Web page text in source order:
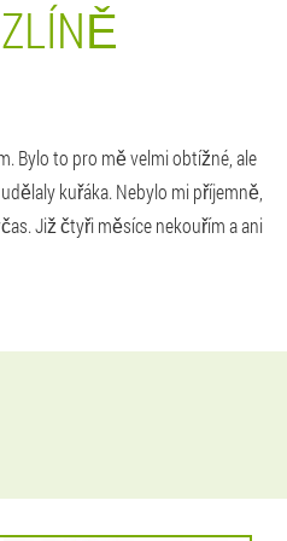
Bylo to pro mě velmi obtížné, ale
kuřáka. Nebylo mi příjemně,
Již čtyři měsíce nekouřím a ani